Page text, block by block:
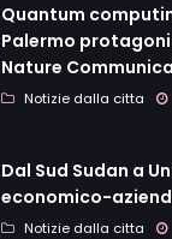
Quantum
Palermo
Nature
Notizie dalla citta
Dal Sud Sudan a
economico-
Notizie dalla citta